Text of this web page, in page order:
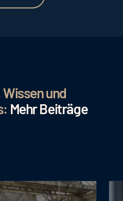
und
Mehr Beiträge